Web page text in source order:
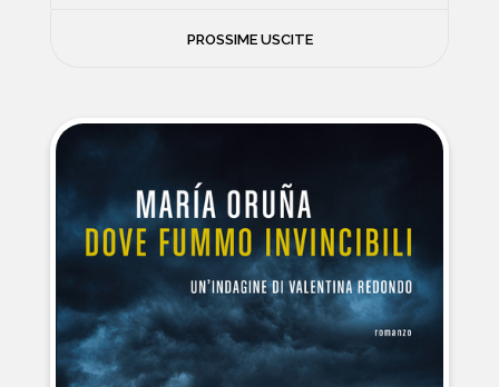
NEWS
NATURA E VIAGGI
POLITICA E INCHIESTE
STORIE STRAORDINARIE
MUSICA E ARTE
PROSSIME USCITE